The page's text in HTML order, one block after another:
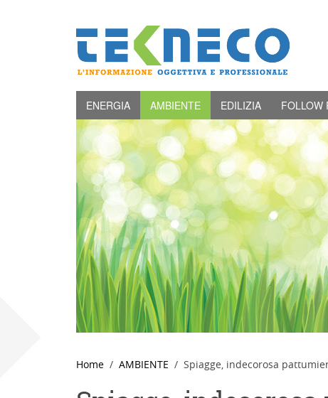
ENERGIA AMBIENTE EDILIZIA FOLLOW
Home AMBIENTE Spiagge, indecorosa